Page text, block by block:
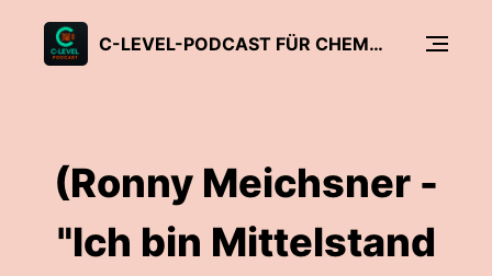
C-LEVEL-PODCAST FÜR CHEMNITZ
(Ronny Meichsner -
"Ich bin Mittelstand